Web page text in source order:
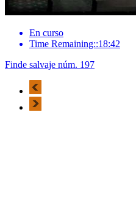
En curso
Time Remaining::18:42
Finde salvaje núm. 197